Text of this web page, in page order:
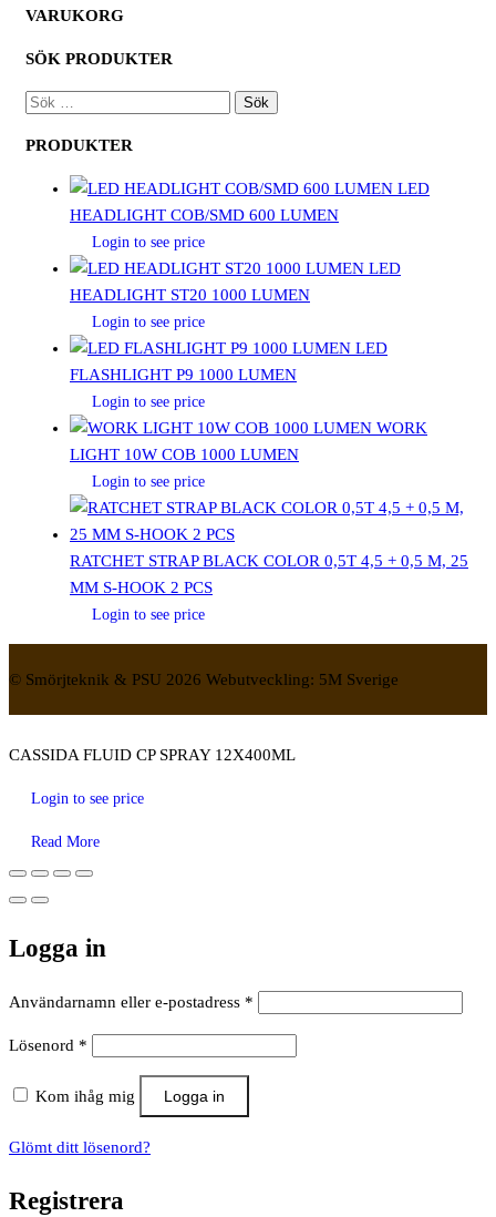
XTE)
VARUKORG
SÖK PRODUKTER
SÖK
PRODUKTER
LED
HEADLIGHT COB/SMD 600 LUMEN
Login to see price
LED
HEADLIGHT ST20 1000 LUMEN
Login to see price
LED
FLASHLIGHT P9 1000 LUMEN
Login to see price
WORK
LIGHT 10W COB 1000 LUMEN
Login to see price
RATCHET STRAP BLACK COLOR 0,5T 4,5 + 0,5 M, 25
MM S-HOOK 2 PCS
Login to see price
© Smörjteknik & PSU 2026 Webutveckling: 5M Sverige
CASSIDA FLUID CP SPRAY 12X400ML
Login to see price
Read More
Logga in
Användarnamn eller e-postadress *
Lösenord *
Kom ihåg mig Logga in
Glömt ditt lösenord?
Registrera